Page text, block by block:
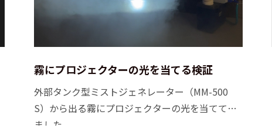
霧にプロジェクターの光を当てる検証
外部タンク型ミストジェネレーター（MM-500
S）から出る霧にプロジェクターの光を当ててみ
ました。